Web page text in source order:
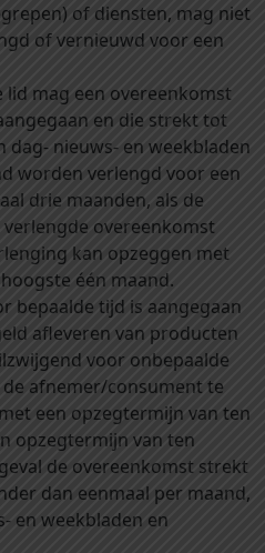
of diensten, mag niet
of vernieuwd voor een
mag een overeenkomst
en die strekt tot
dag- nieuws- en weekbladen
worden verlengd voor een
drie maanden, als de
overeenkomst
kan opzeggen met
één maand.
bepaalde tijd is aangegaan
afleveren van producten
voor onbepaalde
afnemer/consument te
een opzegtermijn van ten
opzegtermijn van ten
de overeenkomst strekt
dan eenmaal per maand,
en weekbladen en